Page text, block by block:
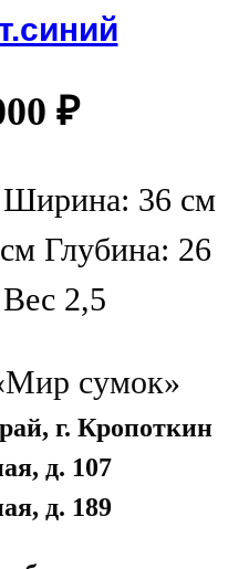
₽
Ширина: 36 см
Глубина: 26
2,5
сумок»
г. Кропоткин
д. 107
д. 189